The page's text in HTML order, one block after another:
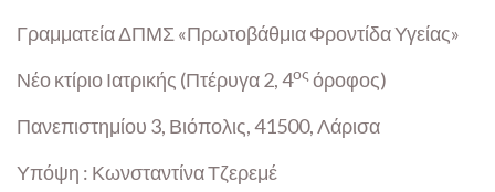
Γραμματεία ΔΠΜΣ «Πρωτοβάθμια Φροντίδα Υγείας»
Νέο κτίριο Ιατρικής (Πτέρυγα 2, 4ος όροφος)
Πανεπιστημίου 3, Βιόπολις, 41500, Λάρισα
Υπόψη : Κωνσταντίνα Τζερεμέ